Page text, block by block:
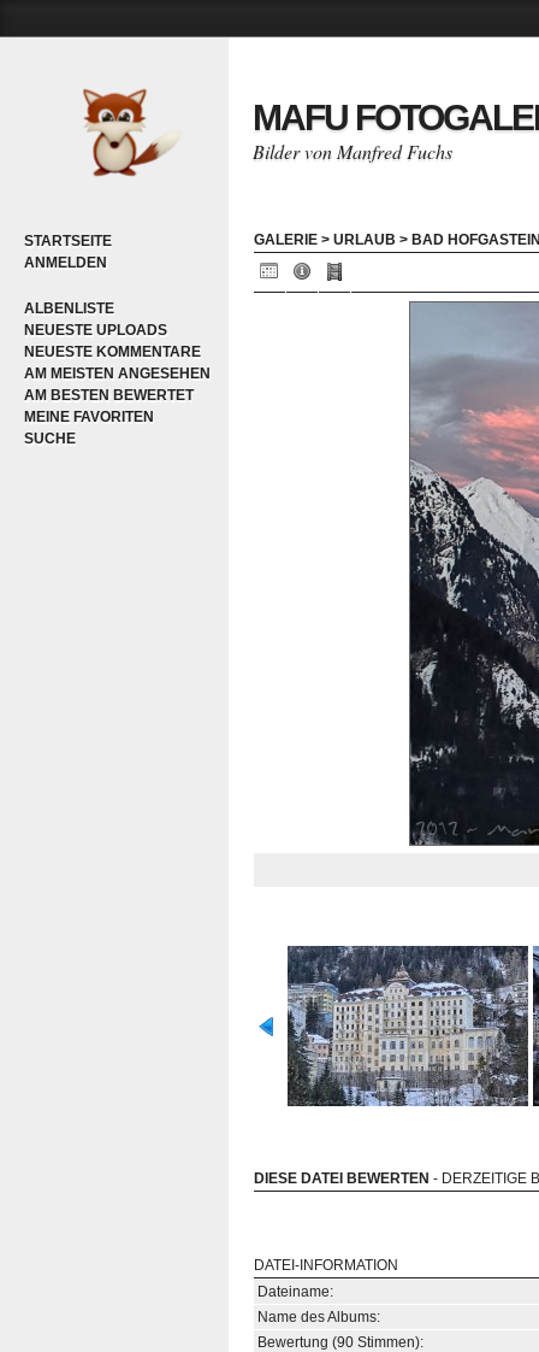
STARTSEITE
ANMELDEN
ALBENLISTE
NEUESTE UPLOADS
NEUESTE KOMMENTARE
AM MEISTEN ANGESEHEN
AM BESTEN BEWERTET
MEINE FAVORITEN
SUCHE
MAFU
Bilder von Manfred Fuchs
GALERIE > URLAUB > BAD
DIESE DATEI BEWERTEN - DERZEITIGE
DATEI-INFORMATION
Dateiname:
Name des Albums:
Bewertung (90 Stimmen):